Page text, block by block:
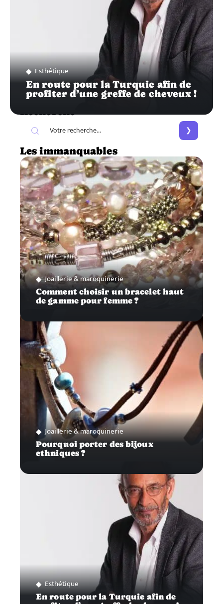
Esthétique
En route pour la Turquie afin de
profiter d’une greffe de cheveux !
Recherche
Les immanquables
Joaillerie & maroquinerie
Comment choisir un bracelet haut
de gamme pour femme ?
Joaillerie & maroquinerie
Pourquoi porter des bijoux
ethniques ?
Esthétique
En route pour la Turquie afin de